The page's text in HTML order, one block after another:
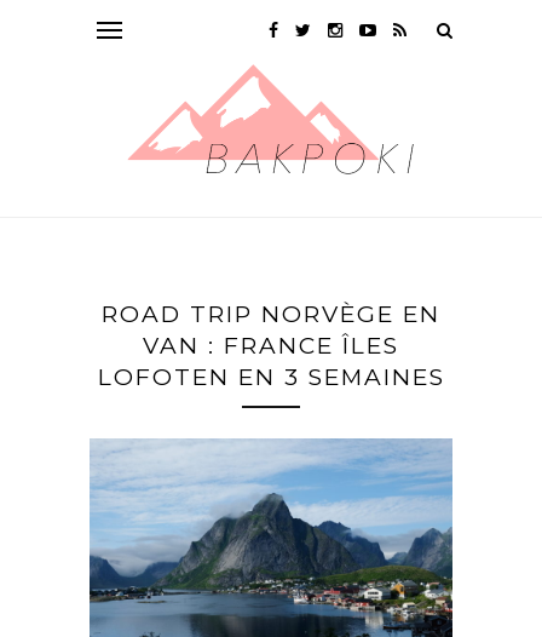
ROAD TRIP NORVÈGE EN
VAN : FRANCE ÎLES
LOFOTEN EN 3 SEMAINES